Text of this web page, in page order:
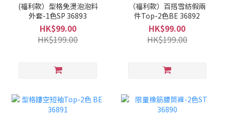
(福利款）型格免燙泡泡料
外套-1色SP 36893
HK$99.00
HK$199.00
（福利款）百搭雪紡假兩
件Top-2色BE 36892
HK$99.00
HK$199.00